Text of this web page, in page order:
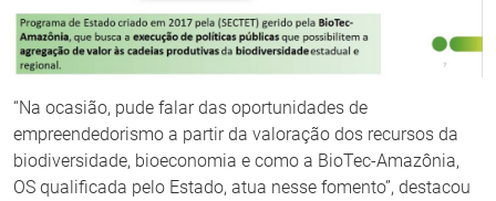
“Na ocasião, pude falar das oportunidades de
empreendedorismo a partir da valoração dos recursos da
biodiversidade, bioeconomia e como a BioTec-Amazônia,
OS qualificada pelo Estado, atua nesse fomento”, destacou